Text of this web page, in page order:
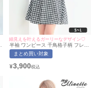
細見えを叶えるガーリーなデザイン♡
半袖 ワンピース 千鳥格子柄 フレア
ドレス (ひなたまる着用/S~Lサイズ
対応) | myMinette/マイミネット
まとめ買い対象
¥3,900